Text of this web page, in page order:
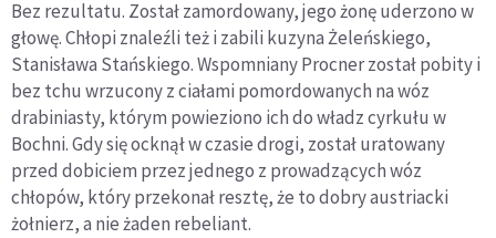
Bez rezultatu. Został zamordowany, jego żonę uderzono w
głowę. Chłopi znaleźli też i zabili kuzyna Żeleńskiego,
Stanisława Stańskiego. Wspomniany Procner został pobity i
bez tchu wrzucony z ciałami pomordowanych na wóz
drabiniasty, którym powieziono ich do władz cyrkułu w
Bochni. Gdy się ocknął w czasie drogi, został uratowany
przed dobiciem przez jednego z prowadzących wóz
chłopów, który przekonał resztę, że to dobry austriacki
żołnierz, a nie żaden rebeliant.